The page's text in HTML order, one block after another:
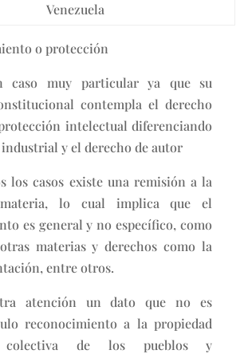
Venezuela
o protección
caso muy particular ya que su
contempla el derecho
intelectual diferenciando
y el derecho de autor
los casos existe una remisión a la
lo cual implica que el
es general y no específico, como
materias y derechos como la
entre otros.
atención un dato que no es
reconocimiento a la propiedad
colectiva de los pueblos y